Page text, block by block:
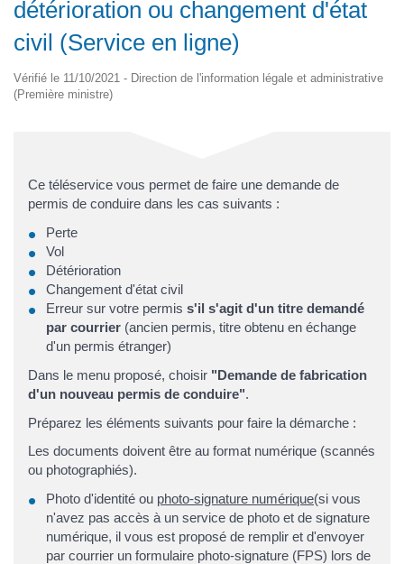
détérioration ou changement d'état
civil (Service en ligne)
Vérifié le 11/10/2021 - Direction de l'information légale et administrative
(Première ministre)
Ce téléservice vous permet de faire une demande de
permis de conduire dans les cas suivants :
Perte
Vol
Détérioration
Changement d'état civil
Erreur sur votre permis s'il s'agit d'un titre demandé
par courrier (ancien permis, titre obtenu en échange
d'un permis étranger)
Dans le menu proposé, choisir "Demande de fabrication
d'un nouveau permis de conduire".
Préparez les éléments suivants pour faire la démarche :
Les documents doivent être au format numérique (scannés
ou photographiés).
Photo d'identité ou photo-signature numérique(si vous
n'avez pas accès à un service de photo et de signature
numérique, il vous est proposé de remplir et d'envoyer
par courrier un formulaire photo-signature (FPS) lors de